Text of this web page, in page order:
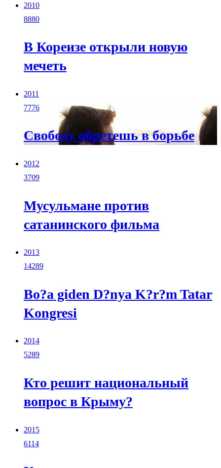
2010
8880
В Кореизе открыли новую
мечеть
2011
7776
Свободу обретешь в борьбе
2012
3709
Мусульмане против
сатанинского фильма
2013
14289
Bo?a giden D?nya K?r?m Tatar
Kongresi
2014
5289
Кто решит национальный
вопрос в Крыму?
2015
6114